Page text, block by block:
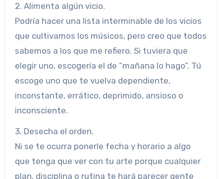
2. Alimenta algún vicio.
Podría hacer una lista interminable de los vicios
que cultivamos los músicos, pero creo que todos
sabemos a los que me refiero. Si tuviera que
elegir uno, escogería el de “mañana lo hago”. Tú
escoge uno que te vuelva dependiente,
inconstante, errático, deprimido, ansioso o
inconsciente.
3. Desecha el orden.
Ni se te ocurra ponerle fecha y horario a algo
que tenga que ver con tu arte porque cualquier
plan, disciplina o rutina te hará parecer gente